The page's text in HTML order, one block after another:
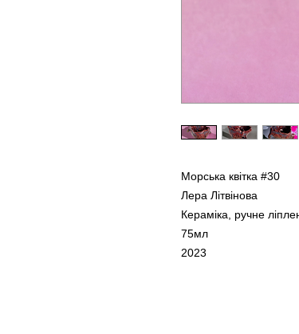
Морська квітка #30
Лера Літвінова
Кераміка, ручне
75мл
2023